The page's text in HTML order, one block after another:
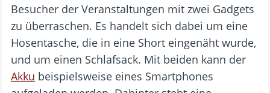
Besucher der Veranstaltungen mit zwei Gadgets
zu überraschen. Es handelt sich dabei um eine
Hosentasche, die in eine Short eingenäht wurde,
und um einen Schlafsack. Mit beiden kann der
Akku beispielsweise eines Smartphones